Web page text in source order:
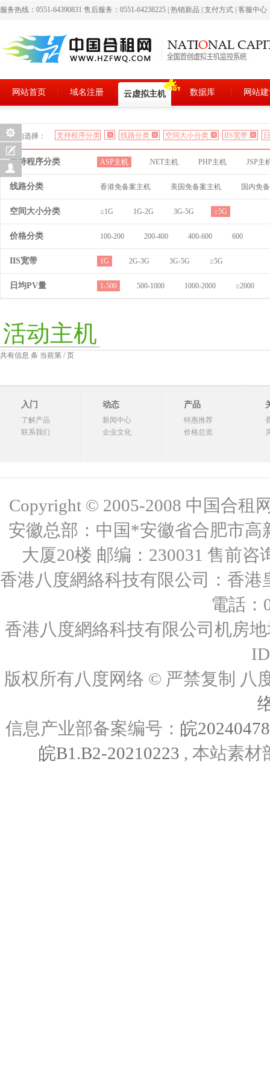
服务热线：0551-64390831 售后服务：0551-64238225 热销新品 支付方式 客服中心
网站首页 域名注册 云虚拟主机 数据库 网站
您的选择： 支持程序分类 线路分类 空间大小分类 IIS宽带
支持程序分类 ASP主机 .NET主机 PHP主机 JSP主
线路分类 香港免备案主机 美国免备案主机 国内免
空间大小分类 ≤1G 1G-2G 3G-5G ≥5G
价格分类 100-200 200-400 400-600 600
IIS宽带 1G 2G-3G 3G-5G ≥5G
日均PV量 1-500 500-1000 1000-2000 ≥2000
活动主机
共有信息 条 当前第 / 页
入门
了解产品
联系我们
动态
新闻中心
企业文化
产品
特惠推荐
价格总览
Copyright © 2005-2008 中国合租
安徽总部：中国*安徽省合肥市
大厦20楼 邮编：230031 售前咨
香港八度網絡科技有限公司：香
電話：
香港八度網絡科技有限公司机房
版权所有八度网络 © 严禁复制
信息产业部备案编号： 皖
皖B1.B2-20210223 , 本站素材